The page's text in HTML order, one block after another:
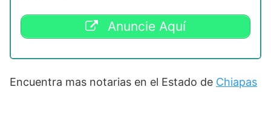
Anuncie Aquí
Encuentra mas notarias en el Estado de Chiapas